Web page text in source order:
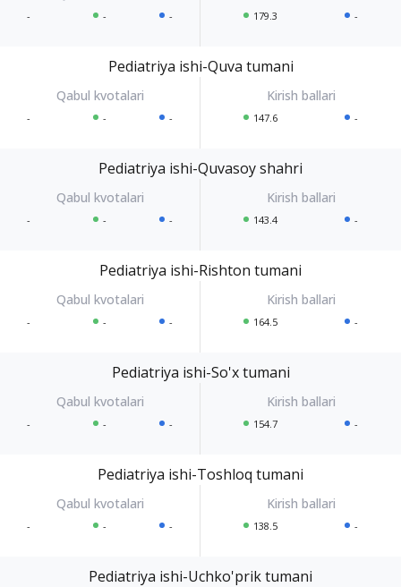
- - - 179.3 -
Pediatriya ishi-Quva tumani
- - - 147.6 -
Pediatriya ishi-Quvasoy shahri
- - - 143.4 -
Pediatriya ishi-Rishton tumani
- - - 164.5 -
Pediatriya ishi-So'x tumani
- - - 154.7 -
Pediatriya ishi-Toshloq tumani
- - - 138.5 -
Pediatriya ishi-Uchko'prik tumani